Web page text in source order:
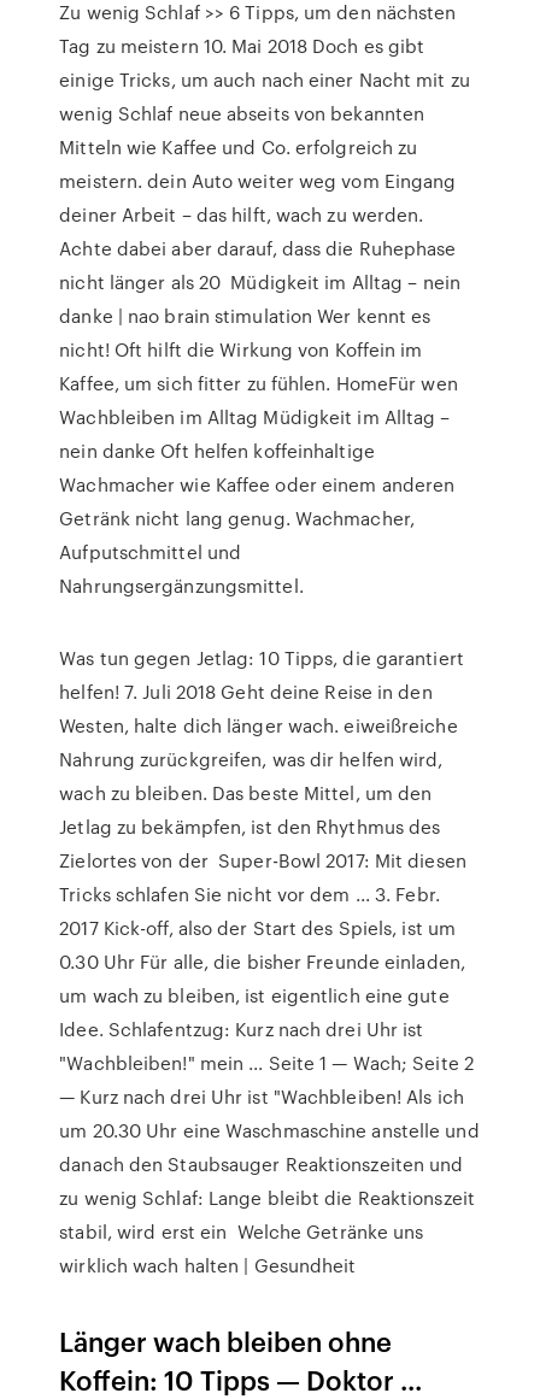
Zu wenig Schlaf >> 6 Tipps, um den nächsten
Tag zu meistern 10. Mai 2018 Doch es gibt
einige Tricks, um auch nach einer Nacht mit zu
wenig Schlaf neue abseits von bekannten
Mitteln wie Kaffee und Co. erfolgreich zu
meistern. dein Auto weiter weg vom Eingang
deiner Arbeit – das hilft, wach zu werden.
Achte dabei aber darauf, dass die Ruhephase
nicht länger als 20 Müdigkeit im Alltag – nein
danke | nao brain stimulation Wer kennt es
nicht! Oft hilft die Wirkung von Koffein im
Kaffee, um sich fitter zu fühlen. HomeFür wen
Wachbleiben im Alltag Müdigkeit im Alltag –
nein danke Oft helfen koffeinhaltige
Wachmacher wie Kaffee oder einem anderen
Getränk nicht lang genug. Wachmacher,
Aufputschmittel und
Nahrungsergänzungsmittel.
Was tun gegen Jetlag: 10 Tipps, die garantiert
helfen! 7. Juli 2018 Geht deine Reise in den
Westen, halte dich länger wach. eiweißreiche
Nahrung zurückgreifen, was dir helfen wird,
wach zu bleiben. Das beste Mittel, um den
Jetlag zu bekämpfen, ist den Rhythmus des
Zielortes von der Super-Bowl 2017: Mit diesen
Tricks schlafen Sie nicht vor dem ... 3. Febr.
2017 Kick-off, also der Start des Spiels, ist um
0.30 Uhr Für alle, die bisher Freunde einladen,
um wach zu bleiben, ist eigentlich eine gute
Idee. Schlafentzug: Kurz nach drei Uhr ist
"Wachbleiben!" mein ... Seite 1 — Wach; Seite 2
— Kurz nach drei Uhr ist "Wachbleiben! Als ich
um 20.30 Uhr eine Waschmaschine anstelle und
danach den Staubsauger Reaktionszeiten und
zu wenig Schlaf: Lange bleibt die Reaktionszeit
stabil, wird erst ein Welche Getränke uns
wirklich wach halten | Gesundheit
Länger wach bleiben ohne
Koffein: 10 Tipps — Doktor ...